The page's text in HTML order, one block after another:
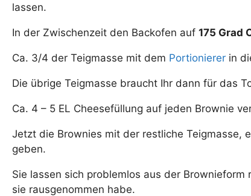
lassen.
In der Zwischenzeit den Backofen auf 175 Grad
Ca. 3/4 der Teigmasse mit dem Portionierer in
Die übrige Teigmasse braucht Ihr dann für das
Ca. 4 – 5 EL Cheesefüllung auf jeden Brownie
Jetzt die Brownies mit der restliche Teigmasse,
geben.
Sie lassen sich problemlos aus der Brownieform
sie rausgenommen habe.